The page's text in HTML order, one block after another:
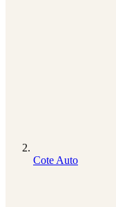
Cote Auto